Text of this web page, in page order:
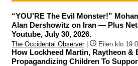
“YOU’RE The Evil Monster!”
Alan Dershowitz on Iran — Plus
Youtube, July 30, 2026.
The Occidental Observer| Eilen klo
How Lockheed Martin, Raytheon &
Propagandizing Children To